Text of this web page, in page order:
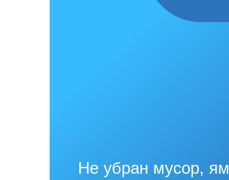
Не убран мусор,